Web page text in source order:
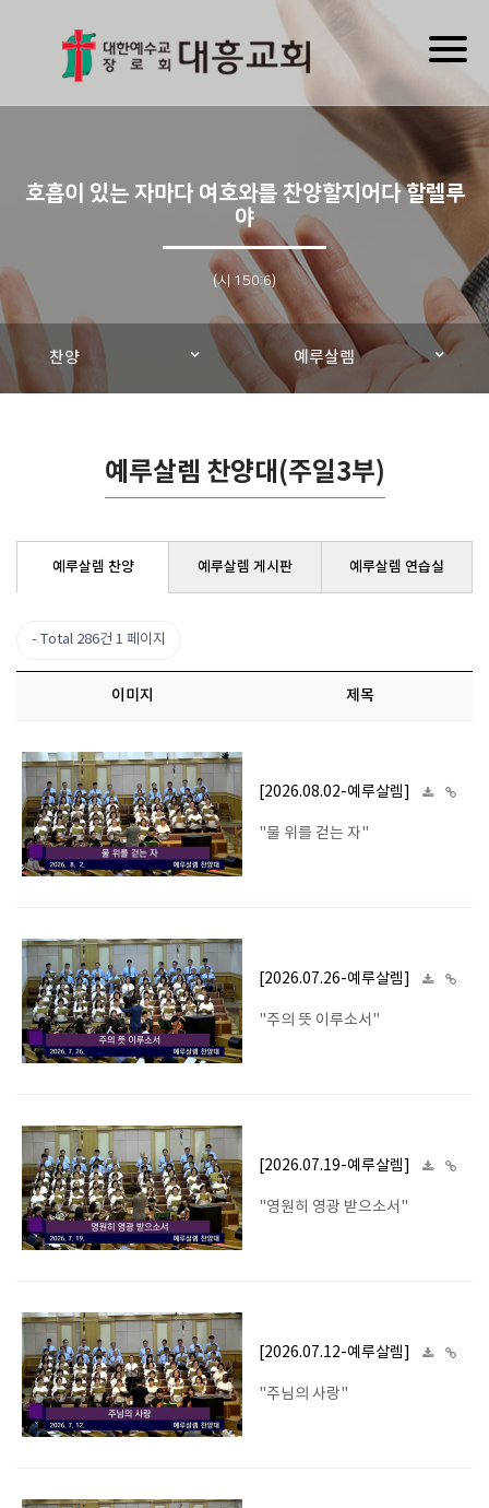
호흡이 있는 자마다 여호와를 찬양할지어다 할렐루
야
(시 150:6)
찬양 예루살렘
예루살렘 찬양대(주일3부)
예루살렘 찬양 예루살렘 게시판 예루살렘 연습실
Total 286건 1 페이지
이미지 제목
[2026.08.02-예루살렘]
"물 위를 걷는 자"
[2026.07.26-예루살렘]
"주의 뜻 이루소서"
[2026.07.19-예루살렘]
"영원히 영광 받으소서"
[2026.07.12-예루살렘]
"주님의 사랑"